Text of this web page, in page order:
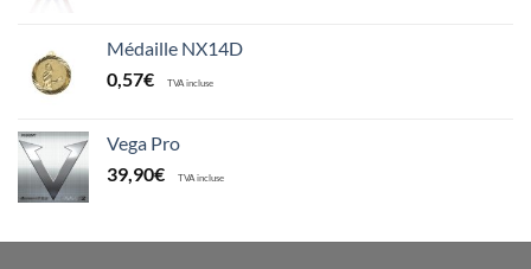
Médaille NX14D
0,57€ TVA incluse
Vega Pro
39,90€ TVA incluse